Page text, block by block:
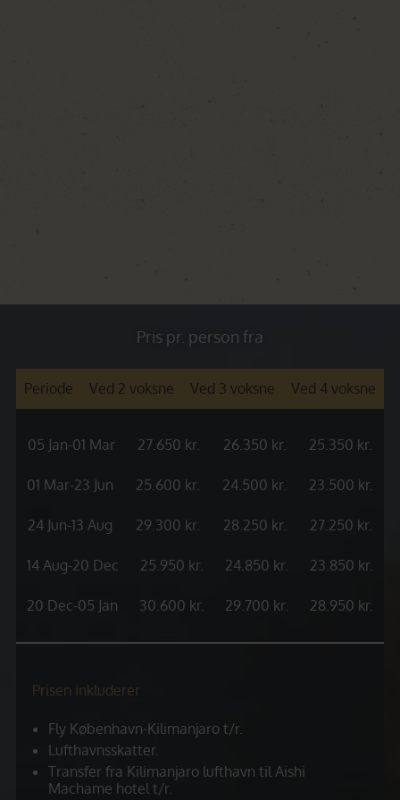
Pris pr. person fra
Periode Ved 2 voksne Ved 3 voksne Ved 4 voksne
05 Jan-01 Mar 27.650 kr. 26.350 kr. 25.350 kr.
01 Mar-23 Jun 25.600 kr. 24.500 kr. 23.500 kr.
24 Jun-13 Aug 29.300 kr. 28.250 kr. 27.250 kr.
14 Aug-20 Dec 25.950 kr. 24.850 kr. 23.850 kr.
20 Dec-05 Jan 30.600 kr. 29.700 kr. 28.950 kr.
Prisen inkluderer
Fly København-Kilimanjaro t/r.
Lufthavnsskatter.
Transfer fra Kilimanjaro lufthavn til Aishi
Machame hotel t/r.